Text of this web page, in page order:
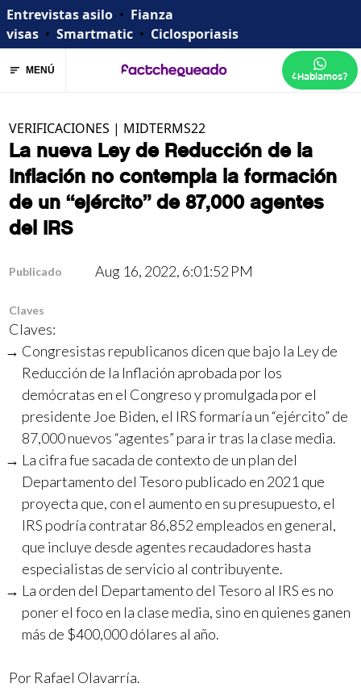
Entrevistas asilo • Fianza
visas • Smartmatic • Ciclosporiasis
MENÚ ¿Hablamos?
VERIFICACIONES | MIDTERMS22
La nueva Ley de Reducción de la
Inflación no contempla la formación
de un “ejército” de 87,000 agentes
del IRS
Publicado Aug 16, 2022, 6:01:52 PM
Claves
Claves:
Congresistas republicanos dicen que bajo la Ley de
Reducción de la Inflación aprobada por los
demócratas en el Congreso y promulgada por el
presidente Joe Biden, el IRS formaría un “ejército” de
87,000 nuevos “agentes” para ir tras la clase media.
La cifra fue sacada de contexto de un plan del
Departamento del Tesoro publicado en 2021 que
proyecta que, con el aumento en su presupuesto, el
IRS podría contratar 86,852 empleados en general,
que incluye desde agentes recaudadores hasta
especialistas de servicio al contribuyente.
La orden del Departamento del Tesoro al IRS es no
poner el foco en la clase media, sino en quienes ganen
más de $400,000 dólares al año.
Por Rafael Olavarría.